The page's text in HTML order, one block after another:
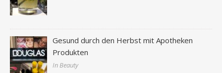
Gesund durch den Herbst mit Apotheken
Produkten
In Beauty